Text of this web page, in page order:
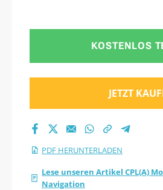
KOSTENLOS
JETZT
PDF HERUNTERLADEN
Lese unseren Artikel CPL(A)
Navigation